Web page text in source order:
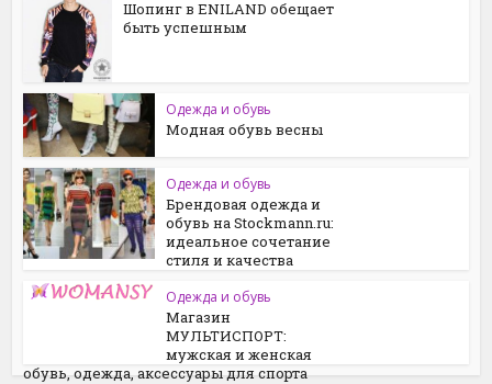
Шопинг в ENILAND обещает
быть успешным
Одежда и обувь
Модная обувь весны
Одежда и обувь
Брендовая одежда и
обувь на Stockmann.ru:
идеальное сочетание
стиля и качества
Одежда и обувь
Магазин
МУЛЬТИСПОРТ:
мужская и женская
обувь, одежда, аксессуары для спорта